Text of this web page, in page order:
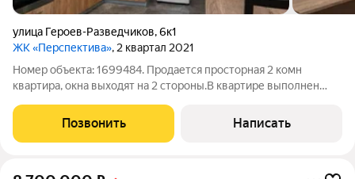
улица Героев-Разведчиков,6к1
ЖК «Перспектива», 2 квартал 2021
Номер объекта: 1699484. Продается просторная 2 комн
квартира, окна выходят на 2 стороны.В квартире выполнен
техникой, готова к проживанию.Вся инфраструктура рядом,
школы, садики, магазины, салоны,
Позвонить Написать